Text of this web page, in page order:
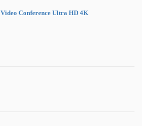
Conference Ultra HD 4K